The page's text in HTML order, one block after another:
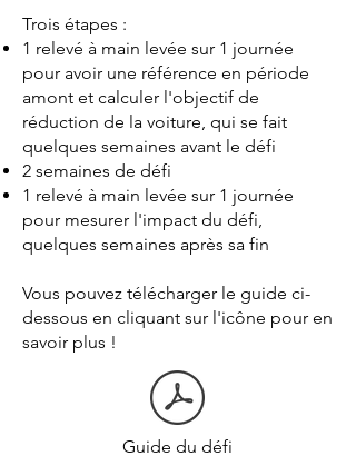
Trois étapes :
1 relevé à main levée sur 1 journée
pour avoir une référence en période
amont et calculer l'objectif de
réduction de la voiture, qui se fait
quelques semaines avant le défi
2 semaines de défi
1 relevé à main levée sur 1 journée
pour mesurer l'impact du défi,
quelques semaines après sa fin
Vous pouvez télécharger le guide ci-
dessous en cliquant sur l'icône pour en
savoir plus !
Guide du défi